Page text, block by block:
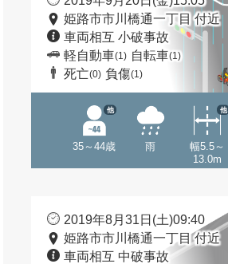
姫路市市川橋通一丁目 付近
車両相互 小破事故
軽自動車(1) 自転車(1)
死亡(0) 負傷(1)
35～44歳
他
雨
幅5.5～
13.0m
他
2019年8月31日(土)09:40
姫路市市川橋通一丁目 付近
車両相互 中破事故